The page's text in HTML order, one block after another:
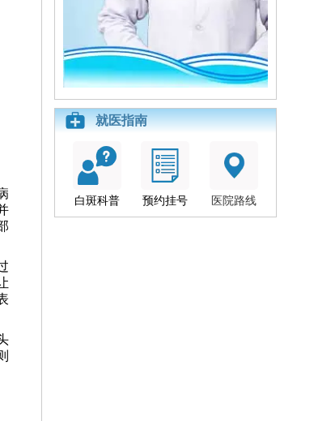
就医指南
白斑科普 预约挂号 医院路线